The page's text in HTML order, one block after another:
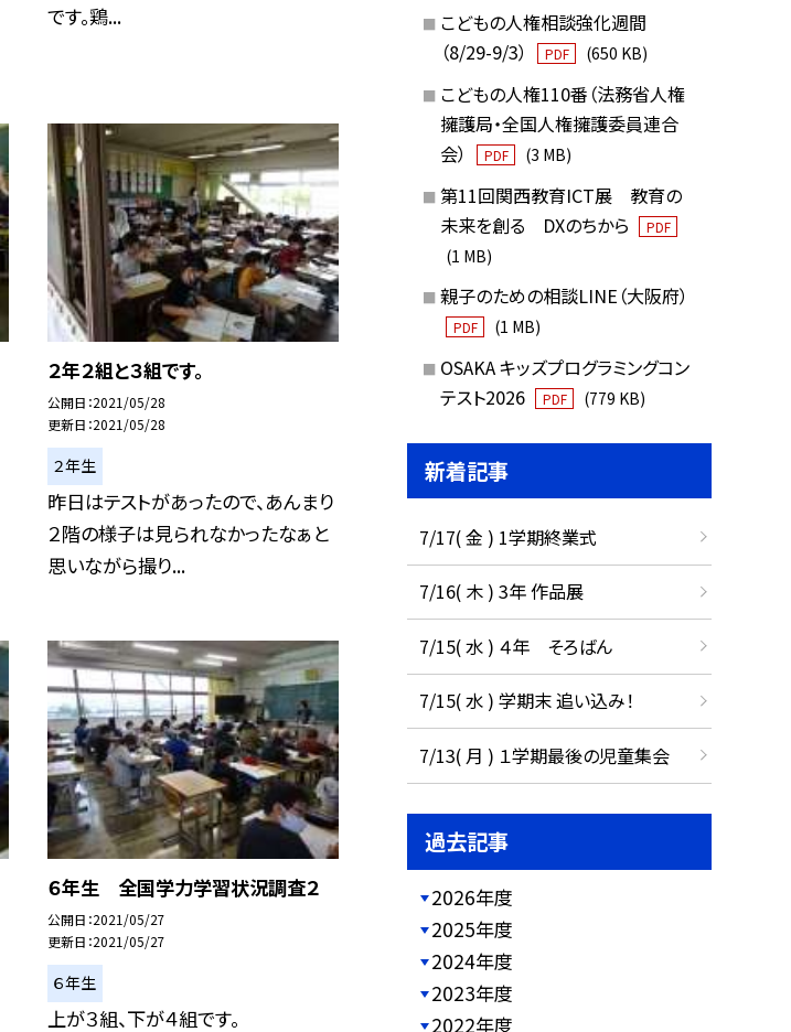
です。鶏...
２年２組と３組です。
公開日 2021/05/28
更新日 2021/05/28
２年生
昨日はテストがあったので、あんまり
２階の様子は見られなかったなぁと
思いながら撮り...
６年生 全国学力学習状況調査２
公開日 2021/05/27
更新日 2021/05/27
６年生
上が３組、下が４組です。
こどもの人権相談強化週間
（8/29-9/3）
PDF (650 KB)
こどもの人権110番（法務省人権
擁護局・全国人権擁護委員連合
会）
PDF (3 MB)
第11回関西教育ICT展 教育の
未来を創る DXのちから
PDF
(1 MB)
親子のための相談LINE（大阪府）
PDF (1 MB)
OSAKA キッズプログラミングコン
テスト2026
PDF (779 KB)
新着記事
7/17( 金 ) 1学期終業式
7/16( 木 ) 3年 作品展
7/15( 水 ) ４年 そろばん
7/15( 水 ) 学期末 追い込み！
7/13( 月 ) １学期最後の児童集会
過去記事
2026年度
2025年度
2024年度
2023年度
2022年度